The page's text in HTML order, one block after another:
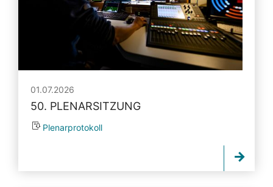
01.07.2026
50. PLENARSITZUNG
Plenarprotokoll